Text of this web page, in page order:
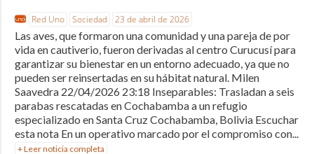
Red Uno Sociedad 23 de abril de 2026
Las aves, que formaron una comunidad y una pareja de por
vida en cautiverio, fueron derivadas al centro Curucusí para
garantizar su bienestar en un entorno adecuado, ya que no
pueden ser reinsertadas en su hábitat natural. Milen
Saavedra 22/04/2026 23:18 Inseparables: Trasladan a seis
parabas rescatadas en Cochabamba a un refugio
especializado en Santa Cruz Cochabamba, Bolivia Escuchar
esta nota En un operativo marcado por el compromiso con...
+ Leer noticia completa